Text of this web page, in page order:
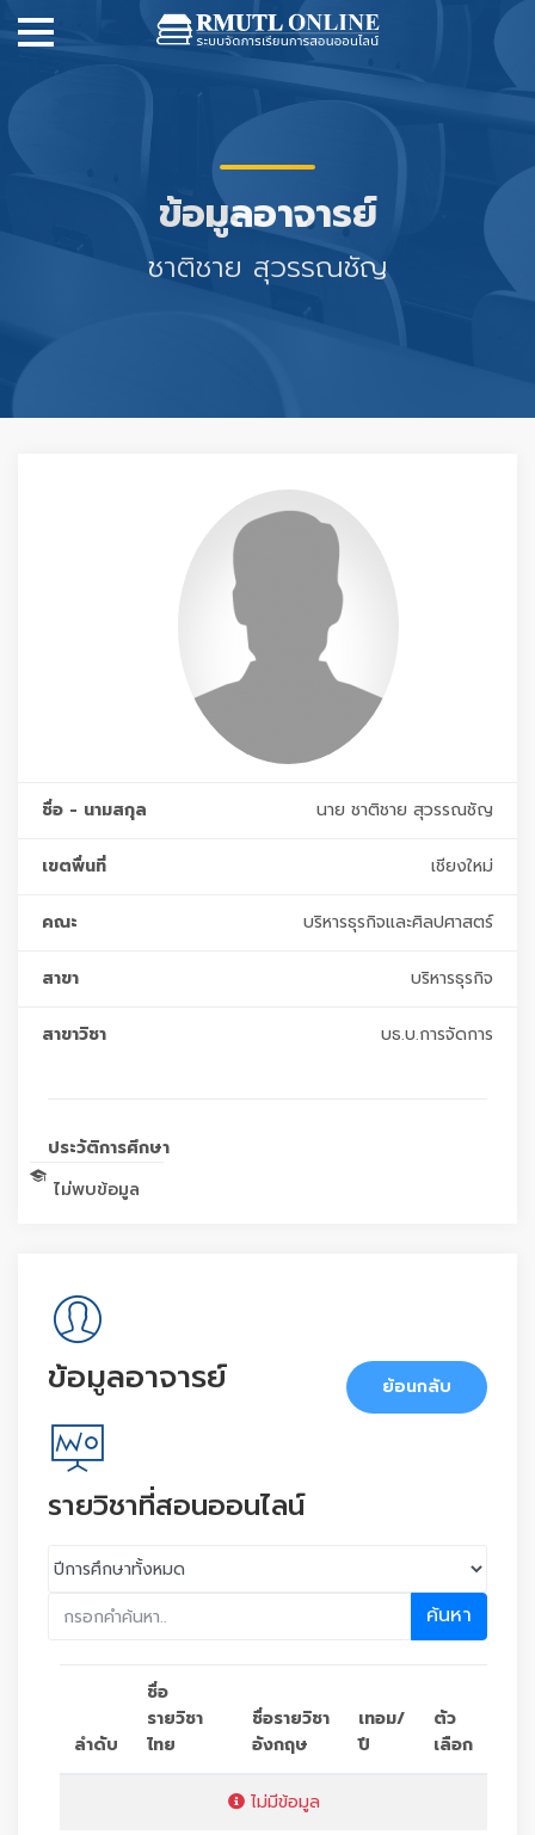
ข้อมูลอาจารย์
ชาติชาย สุวรรณชัญ
ชื่อ - นามสกุล นาย ชาติชาย สุวรรณชัญ
เขตพื่นที่ เชียงใหม่
คณะ บริหารธุรกิจและศิลปศาสตร์
สาขา บริหารธุรกิจ
สาขาวิชา บธ.บ.การจัดการ
ประวัติการศึกษา
ไม่พบข้อมูล
ข้อมูลอาจารย์ ย้อนกลับ
รายวิชาที่สอนออนไลน์
ค้นหา
ลำดับ
ชื่อ
รายวิชา
ไทย
ชื่อรายวิชา
อังกฤษ
เทอม/
ปี
ตัว
เลือก
ไม่มีข้อมูล